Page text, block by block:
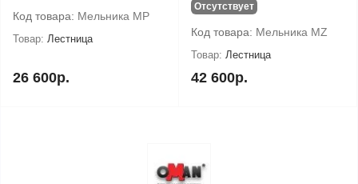
Код товара: Мельника МР
Товар: Лестница
26 600р.
Отсутствует
Код товара: Мельника MZ
Товар: Лестница
42 600р.